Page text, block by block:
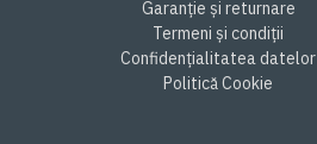
Garanție și returnare
Termeni și condiții
Confidențialitatea datelor
Politică Cookie